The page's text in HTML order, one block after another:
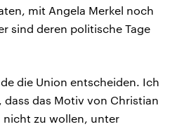
mit Angela Merkel noch
sind deren politische Tage
die Union entscheiden. Ich
dass das Motiv von Christian
nicht zu wollen, unter